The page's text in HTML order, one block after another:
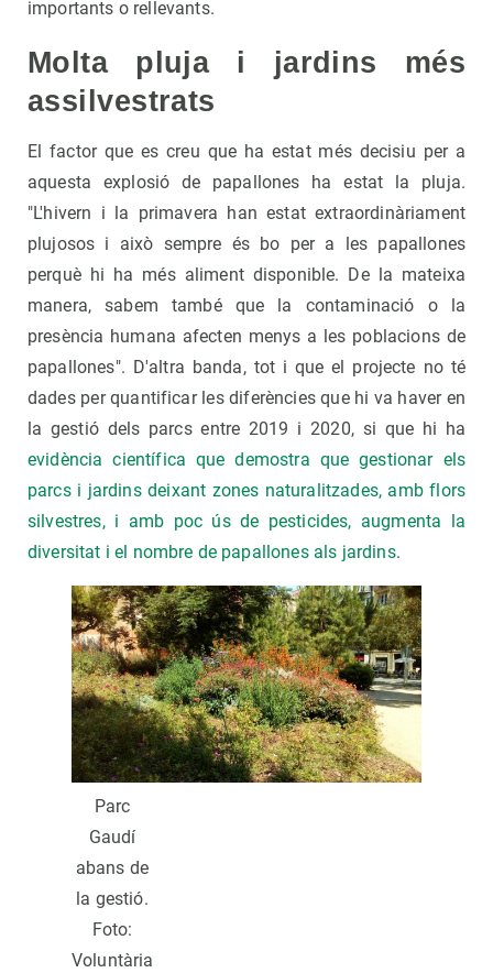
importants o rellevants.
Molta pluja i jardins més
assilvestrats
El factor que es creu que ha estat més decisiu per a
aquesta explosió de papallones ha estat la pluja.
"L'hivern i la primavera han estat extraordinàriament
plujosos i això sempre és bo per a les papallones
perquè hi ha més aliment disponible. De la mateixa
manera, sabem també que la contaminació o la
presència humana afecten menys a les poblacions de
papallones". D'altra banda, tot i que el projecte no té
dades per quantificar les diferències que hi va haver en
la gestió dels parcs entre 2019 i 2020, si que hi ha
evidència científica que demostra que gestionar els
parcs i jardins deixant zones naturalitzades, amb flors
silvestres, i amb poc ús de pesticides, augmenta la
diversitat i el nombre de papallones als jardins.
Parc
Gaudí
abans de
la gestió.
Foto:
Voluntària